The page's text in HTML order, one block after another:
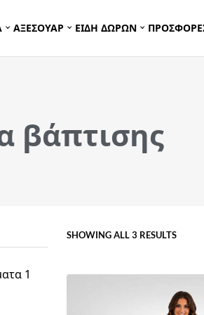
ΑΞΕΣΟΥΑΡ ΕΙΔΗ ΔΩΡΩΝ
βάπτισης
1
SHOWING ALL 3 RESULTS